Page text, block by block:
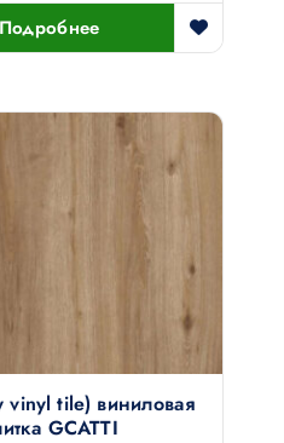
Подробнее
vinyl tile) виниловая
GCATTI